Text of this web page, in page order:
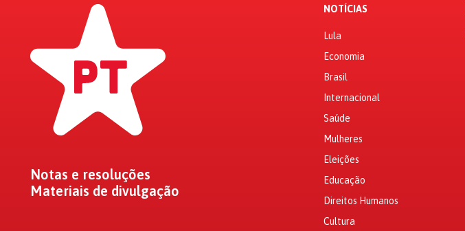
Notas e resoluções
Materiais de divulgação
NOTÍCIAS
Lula
Economia
Brasil
Internacional
Saúde
Mulheres
Eleições
Educação
Direitos Humanos
Cultura